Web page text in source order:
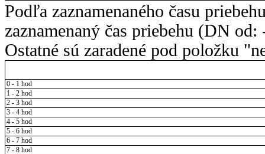
Podľa zaznamenaného času
zaznamenaný čas priebehu (DN
Ostatné sú zaradené pod položku
0 - 1 hod
1 - 2 hod
2 - 3 hod
3 - 4 hod
4 - 5 hod
5 - 6 hod
6 - 7 hod
7 - 8 hod